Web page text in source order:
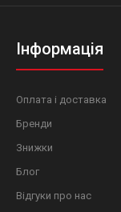
Інформація
Оплата і доставка
Бренди
Знижки
Блог
Відгуки про нас